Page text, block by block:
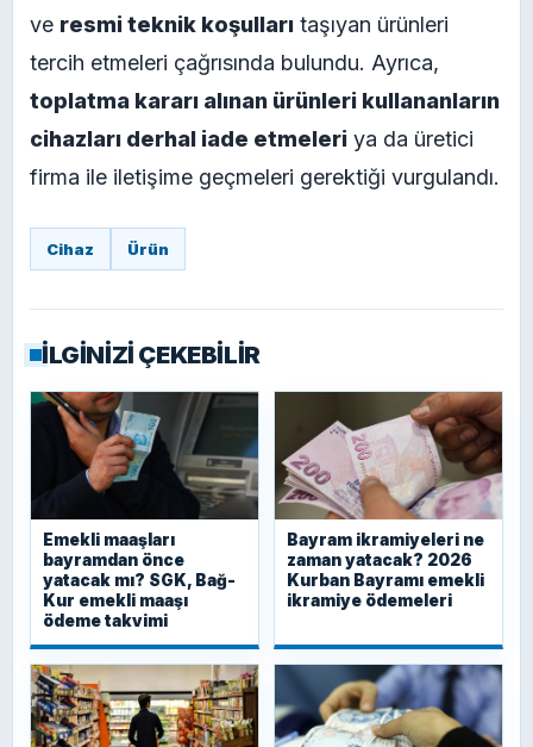
ve resmi teknik koşulları taşıyan ürünleri
tercih etmeleri çağrısında bulundu. Ayrıca,
toplatma kararı alınan ürünleri kullananların
cihazları derhal iade etmeleri ya da üretici
firma ile iletişime geçmeleri gerektiği vurgulandı.
Cihaz Ürün
İLGİNİZİ ÇEKEBİLİR
Emekli maaşları
bayramdan önce
yatacak mı? SGK, Bağ-
Kur emekli maaşı
ödeme takvimi
Bayram ikramiyeleri ne
zaman yatacak? 2026
Kurban Bayramı emekli
ikramiye ödemeleri